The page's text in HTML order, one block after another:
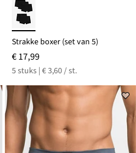
Strakke boxer (set van 5)
€ 17,99
5 stuks | € 3,60 / st.